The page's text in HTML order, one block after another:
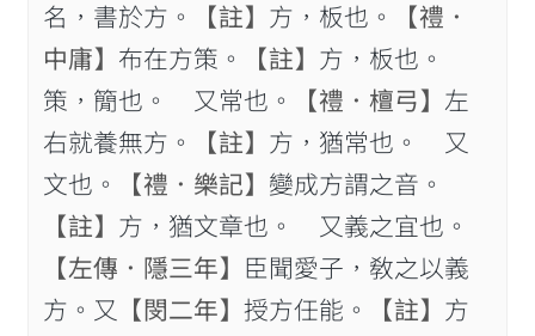
名，書於方。
【註】 方，板也。
【禮．
中庸】 布在方策。 【註】 方，板也。
策，𥳑也。 又常也。
【禮．檀弓】 左
右就養無方。
【註】 方，猶常也。 又
文也。
【禮．樂記】 變成方謂之音。
【註】 方，猶文章也。 又義之宜也。
【左傳．隱三年】 臣聞愛子，敎之以義
方。又
【閔二年】 授方任能。 【註】 方